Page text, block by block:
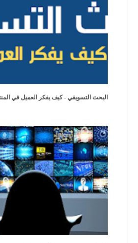
البحث التسويقي - كيف يفكر العميل في